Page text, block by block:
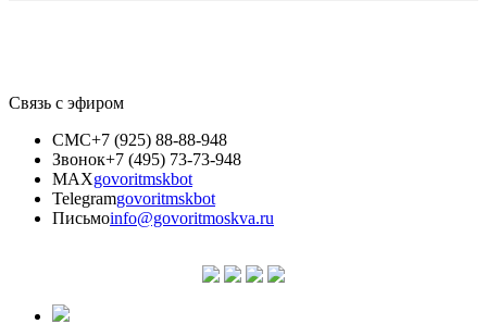
Связь с эфиром
СМС+7 (925) 88-88-948
Звонок+7 (495) 73-73-948
MAXgovoritmskbot
Telegramgovoritmskbot
Письмоinfo@govoritmoskva.ru